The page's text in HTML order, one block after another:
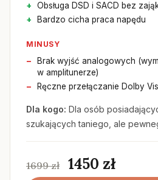
Obsługa DSD i SACD bez
Bardzo cicha praca napędu
MINUSY
Brak wyjść analogowych
w amplitunerze)
Ręczne przełączanie Dolby
Dla kogo: Dla osób
szukających taniego, ale
1699 zł 1450 zł